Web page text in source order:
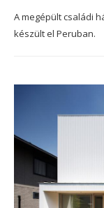
A megépült családi
készült el Peruban.